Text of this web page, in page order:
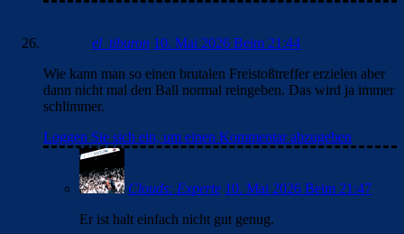
el_tiburon 10. Mai 2026 Beim 21:44
Wie kann man so einen brutalen Freistoßtreffer erzielen aber
dann nicht mal den Ball normal reingeben. Das wird ja immer
schlimmer.
Loggen Sie sich ein, um einen Kommentar abzugeben
Clouds: Experte 10. Mai 2026 Beim 21:47
Er ist halt einfach nicht gut genug.